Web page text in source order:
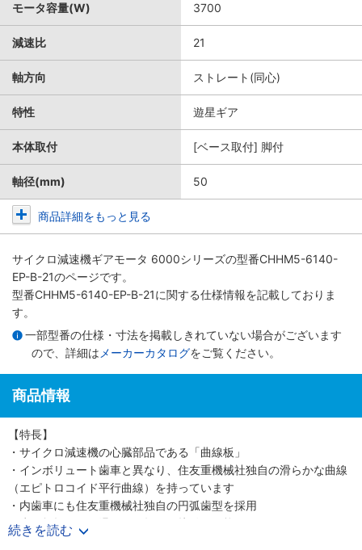
モータ容量(W) 3700
減速比 21
軸方向 ストレート(同心)
特性 遊星ギア
本体取付 [ベース取付] 脚付
軸径(mm) 50
商品詳細をもっと見る
サイクロ減速機ギアモータ 6000シリーズの型番CHHM5-6140-
EP-B-21のページです。
型番CHHM5-6140-EP-B-21に関する仕様情報を記載しておりま
す。
一部型番の仕様・寸法を掲載しきれていない場合がございます
ので、詳細は メーカーカタログをご覧ください。
商品情報
【特長】
・サイクロ減速機の心臓部品である「曲線板」
・インボリュート歯車と異なり、住友重機械社独自の滑らかな曲線
（エピトロコイド平行曲線）を持っています
・内歯車にも住友重機械社独自の円弧歯型を採用
・歯の折損がない滑らかな転がり接触を可能にしました
・少ない減速段数で高い減速比を得ること、つまり高効率と高減速
続きを読む